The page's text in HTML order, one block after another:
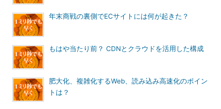
年末商戦の裏側でECサイトには何が起きた？
もはや当たり前？ CDNとクラウドを活用した構成
肥大化、複雑化するWeb、読み込み高速化のポイン
トは？